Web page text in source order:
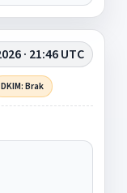
· 21:46 UTC
DKIM: Brak